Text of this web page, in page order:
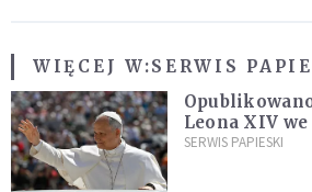
WIĘCEJ W:SERWIS
Leona XIV
SERWIS PAPIESKI